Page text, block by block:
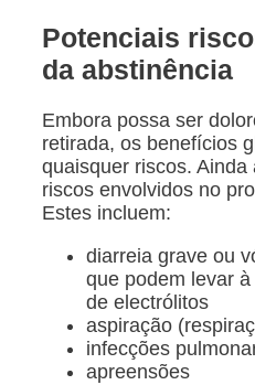
Potenciais
da abstinência
Embora possa ser
retirada, os benefícios
quaisquer riscos. Ainda
riscos envolvidos no
Estes incluem:
diarreia grave ou
que podem levar
de electrólitos
aspiração
infecções
apreensões